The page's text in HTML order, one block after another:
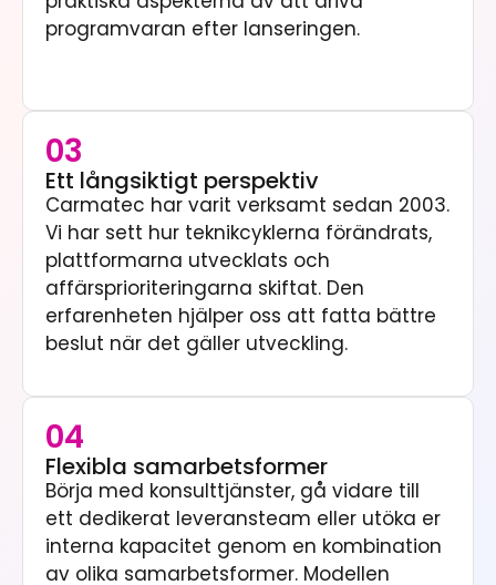
programvaran efter lanseringen.
03
Ett långsiktigt perspektiv
Carmatec har varit verksamt sedan 2003.
Vi har sett hur teknikcyklerna förändrats,
plattformarna utvecklats och
affärsprioriteringarna skiftat. Den
erfarenheten hjälper oss att fatta bättre
beslut när det gäller utveckling.
04
Flexibla samarbetsformer
Börja med konsulttjänster, gå vidare till
ett dedikerat leveransteam eller utöka er
interna kapacitet genom en kombination
av olika samarbetsformer. Modellen